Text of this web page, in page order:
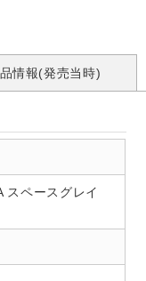
情報(発売当時)
ペースグレイ